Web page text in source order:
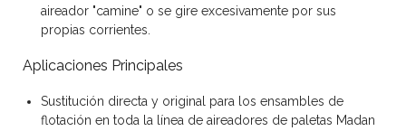
aireador "camine" o se gire excesivamente por sus
propias corrientes.
Aplicaciones Principales
Sustitución directa y original para los ensambles de
flotación en toda la línea de aireadores de paletas Madan